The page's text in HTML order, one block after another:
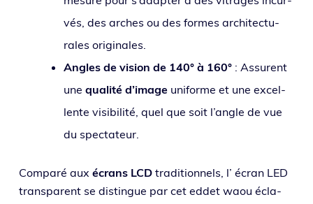
vés, des arches ou des formes archi­tec­tu­
rales originales.
Angles de vision de 140° à 160°: Assurent
une qua­li­té d’i­mage uni­forme et une excel­
lente visi­bi­li­té, quel que soit l’angle de vue
du spectateur.
Comparé aux écrans LCDtra­di­tion­nels, l’ écran LED
trans­pa­rent se dis­tingue par cet eddet waou écla­